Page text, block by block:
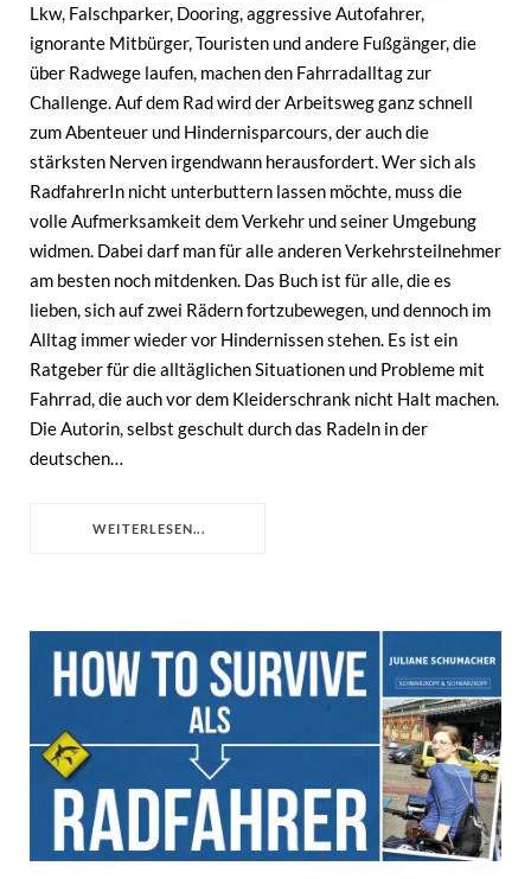
Lkw, Falschparker, Dooring, aggressive Autofahrer,
ignorante Mitbürger, Touristen und andere Fußgänger, die
über Radwege laufen, machen den Fahrradalltag zur
Challenge. Auf dem Rad wird der Arbeitsweg ganz schnell
zum Abenteuer und Hindernisparcours, der auch die
stärksten Nerven irgendwann herausfordert. Wer sich als
RadfahrerIn nicht unterbuttern lassen möchte, muss die
volle Aufmerksamkeit dem Verkehr und seiner Umgebung
widmen. Dabei darf man für alle anderen Verkehrsteilnehmer
am besten noch mitdenken. Das Buch ist für alle, die es
lieben, sich auf zwei Rädern fortzubewegen, und dennoch im
Alltag immer wieder vor Hindernissen stehen. Es ist ein
Ratgeber für die alltäglichen Situationen und Probleme mit
Fahrrad, die auch vor dem Kleiderschrank nicht Halt machen.
Die Autorin, selbst geschult durch das Radeln in der
deutschen…
WEITERLESEN...